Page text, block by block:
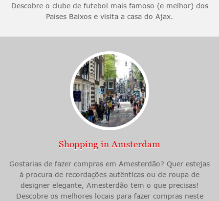
Descobre o clube de futebol mais famoso (e melhor) dos
Países Baixos e visita a casa do Ajax.
Shopping in Amsterdam
Gostarias de fazer compras em Amesterdão? Quer estejas
à procura de recordações autênticas ou de roupa de
designer elegante, Amesterdão tem o que precisas!
Descobre os melhores locais para fazer compras neste